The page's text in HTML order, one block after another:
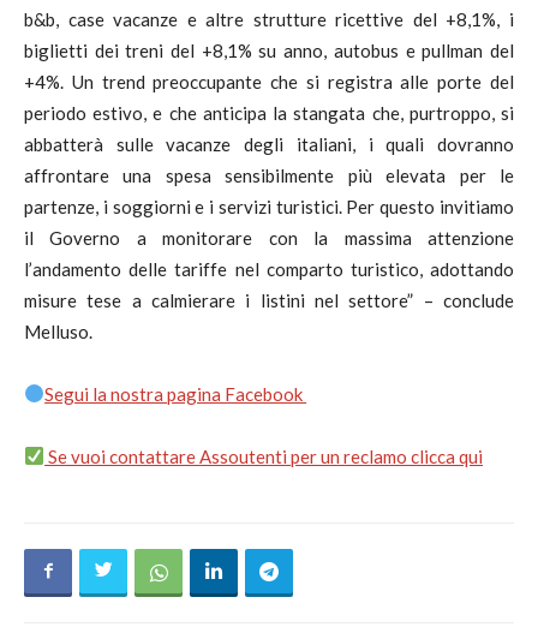
b&b, case vacanze e altre strutture ricettive del +8,1%, i
biglietti dei treni del +8,1% su anno, autobus e pullman del
+4%. Un trend preoccupante che si registra alle porte del
periodo estivo, e che anticipa la stangata che, purtroppo, si
abbatterà sulle vacanze degli italiani, i quali dovranno
affrontare una spesa sensibilmente più elevata per le
partenze, i soggiorni e i servizi turistici. Per questo invitiamo
il Governo a monitorare con la massima attenzione
l’andamento delle tariffe nel comparto turistico, adottando
misure tese a calmierare i listini nel settore” – conclude
Melluso.
Segui la nostra pagina Facebook
Se vuoi contattare Assoutenti per un reclamo clicca qui